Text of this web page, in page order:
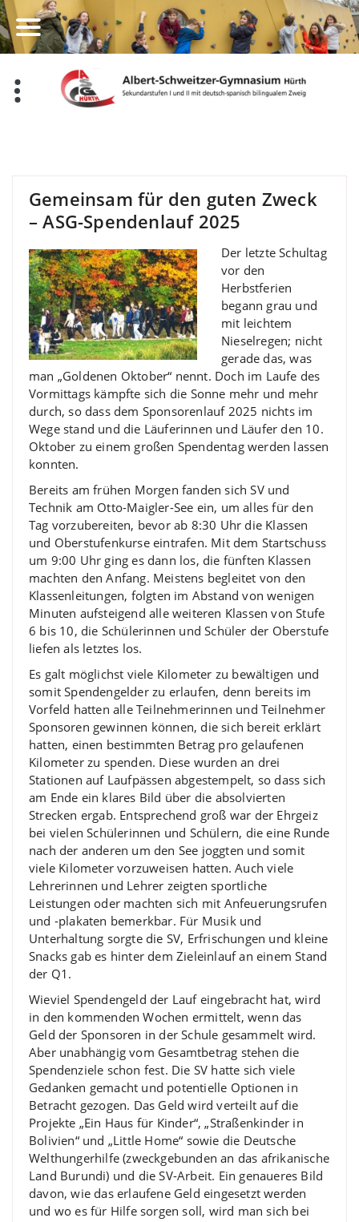
Zum
Inhalt
springen
Gemeinsam für den guten Zweck
– ASG-Spendenlauf 2025
Der letzte Schultag
vor den
Herbstferien
begann grau und
mit leichtem
Nieselregen; nicht
gerade das, was
man „Goldenen Oktober“ nennt. Doch im Laufe des
Vormittags kämpfte sich die Sonne mehr und mehr
durch, so dass dem Sponsorenlauf 2025 nichts im
Wege stand und die Läuferinnen und Läufer den 10.
Oktober zu einem großen Spendentag werden lassen
konnten.
Bereits am frühen Morgen fanden sich SV und
Technik am Otto-Maigler-See ein, um alles für den
Tag vorzubereiten, bevor ab 8:30 Uhr die Klassen
und Oberstufenkurse eintrafen. Mit dem Startschuss
um 9:00 Uhr ging es dann los, die fünften Klassen
machten den Anfang. Meistens begleitet von den
Klassenleitungen, folgten im Abstand von wenigen
Minuten aufsteigend alle weiteren Klassen von Stufe
6 bis 10, die Schülerinnen und Schüler der Oberstufe
liefen als letztes los.
Es galt möglichst viele Kilometer zu bewältigen und
somit Spendengelder zu erlaufen, denn bereits im
Vorfeld hatten alle Teilnehmerinnen und Teilnehmer
Sponsoren gewinnen können, die sich bereit erklärt
hatten, einen bestimmten Betrag pro gelaufenen
Kilometer zu spenden. Diese wurden an drei
Stationen auf Laufpässen abgestempelt, so dass sich
am Ende ein klares Bild über die absolvierten
Strecken ergab. Entsprechend groß war der Ehrgeiz
bei vielen Schülerinnen und Schülern, die eine Runde
nach der anderen um den See joggten und somit
viele Kilometer vorzuweisen hatten. Auch viele
Lehrerinnen und Lehrer zeigten sportliche
Leistungen oder machten sich mit Anfeuerungsrufen
und -plakaten bemerkbar. Für Musik und
Unterhaltung sorgte die SV, Erfrischungen und kleine
Snacks gab es hinter dem Zieleinlauf an einem Stand
der Q1.
Wieviel Spendengeld der Lauf eingebracht hat, wird
in den kommenden Wochen ermittelt, wenn das
Geld der Sponsoren in der Schule gesammelt wird.
Aber unabhängig vom Gesamtbetrag stehen die
Spendenziele schon fest. Die SV hatte sich viele
Gedanken gemacht und potentielle Optionen in
Betracht gezogen. Das Geld wird verteilt auf die
Projekte „Ein Haus für Kinder“, „Straßenkinder in
Bolivien“ und „Little Home“ sowie die Deutsche
Welthungerhilfe (zweckgebunden an das afrikanische
Land Burundi) und die SV-Arbeit. Ein genaueres Bild
davon, wie das erlaufene Geld eingesetzt werden
und wo es für Hilfe sorgen soll, wird man sich bei